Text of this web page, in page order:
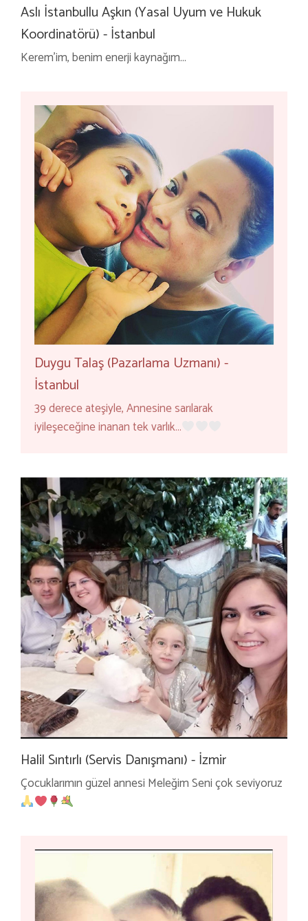
Aslı İstanbullu Aşkın (Yasal Uyum ve Hukuk
Koordinatörü) - İstanbul
Kerem’im, benim enerji kaynağım...
Duygu Talaş (Pazarlama Uzmanı) -
İstanbul
39 derece ateşiyle, Annesine sarılarak
iyileşeceğine inanan tek varlık…
Halil Sıntırlı (Servis Danışmanı) - İzmir
Çocuklarımın güzel annesi Meleğim Seni çok seviyoruz